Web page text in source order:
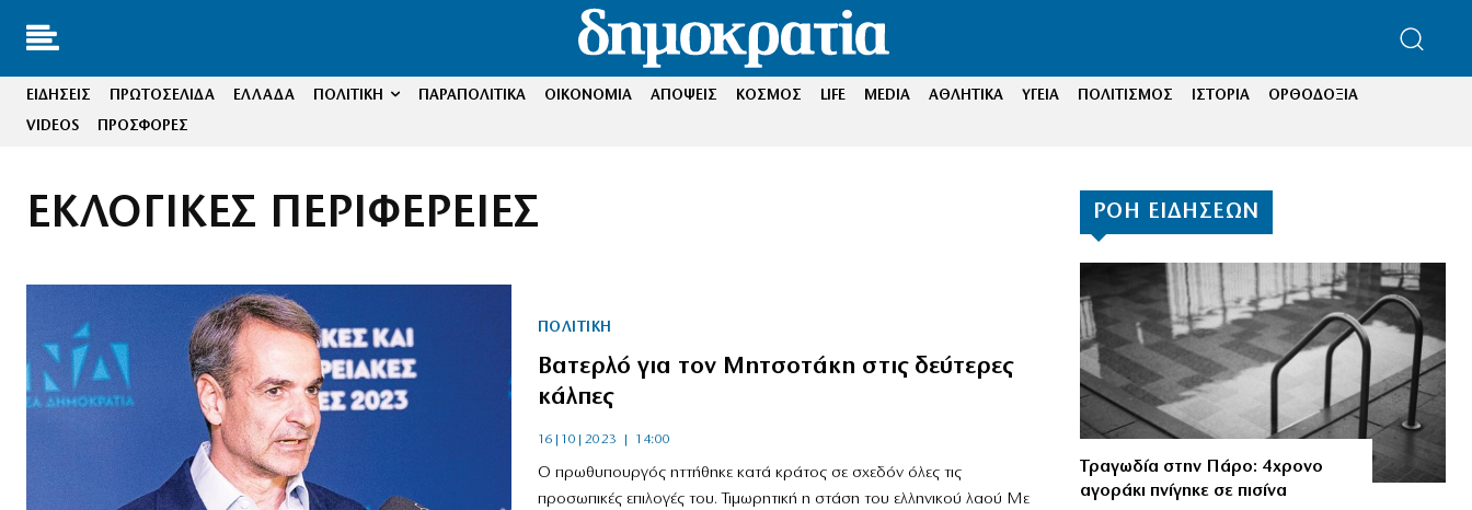
ΕΙΔΗΣΕΙΣ ΠΡΩΤΟΣΕΛΙΔΑ ΕΛΛΑΔΑ ΠΟΛΙΤΙΚΗ ΠΑΡΑΠΟΛΙΤΙΚΑ ΟΙΚΟΝΟΜΙΑ ΑΠΟΨΕΙΣ ΚΟΣΜΟΣ LIFE MEDIA ΑΘΛΗΤΙΚΑ ΥΓΕΙΑ ΠΟΛΙΤΙΣΜΟΣ ΙΣΤΟΡΙΑ
ΟΡΘΟΔΟΞΙΑ
VIDEOS
ΠΡΟΣΦΟΡΕΣ
ΕΚΛΟΓΙΚΕΣ ΠΕΡΙΦΕΡΕΙΕΣ
ΠΟΛΙΤΙΚΗ
Βατερλό για τον Μητσοτάκη στις δεύτερες
κάλπες
16|10|2023 | 14:00
Ο πρωθυπουργός ηττήθηκε κατά κράτος σε σχεδόν όλες τις
προσωπικές επιλογές του. Τιμωρητική η στάση του ελληνικού λαού Με
ΡΟΗ ΕΙΔΗΣΕΩΝ
Τραγωδία στην Πάρο: 4χρονο
αγοράκι πνίγηκε σε πισίνα